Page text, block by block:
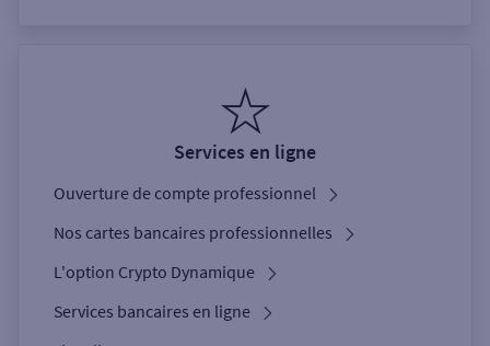
Services en ligne
Ouverture de compte professionnel
Nos cartes bancaires professionnelles
L'option Crypto Dynamique
Services bancaires en ligne